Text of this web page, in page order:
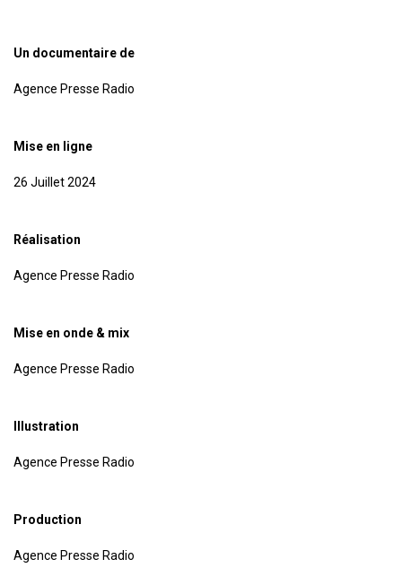
Un documentaire de
Agence Presse Radio
Mise en ligne
26 Juillet 2024
Réalisation
Agence Presse Radio
Mise en onde & mix
Agence Presse Radio
Illustration
Agence Presse Radio
Production
Agence Presse Radio